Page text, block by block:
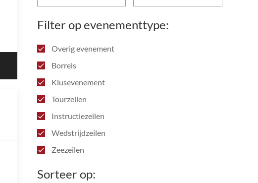
Filter op evenementtype:
Overig evenement
Borrels
Klusevenement
Tourzeilen
Instructiezeilen
Wedstrijdzeilen
Zeezeilen
Sorteer op: